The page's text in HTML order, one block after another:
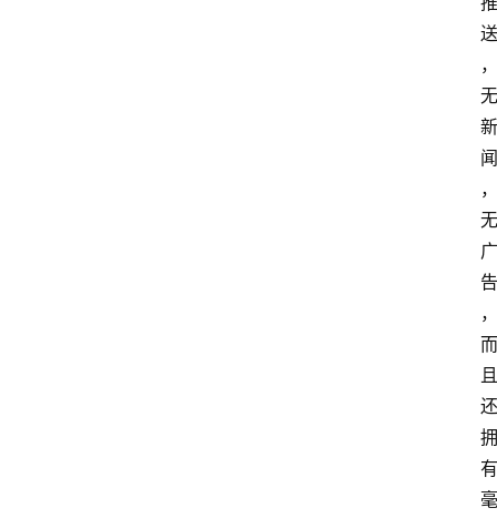
送
，
无
新
闻
，
无
广
告
，
而
且
还
拥
有
毫